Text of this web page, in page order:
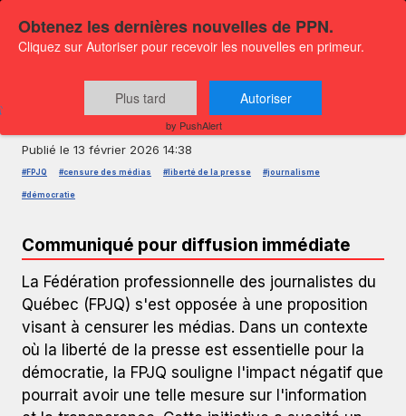
La FPJQ dénonce la censure des
Publié le 13 février 2026 14:38
#FPJQ #censure des médias #liberté de la presse #journalisme
#démocratie
Communiqué pour diffusion immédiate
La Fédération professionnelle des journalistes du
Québec (FPJQ) s'est opposée à une proposition
visant à censurer les médias. Dans un contexte
où la liberté de la presse est essentielle pour la
démocratie, la FPJQ souligne l'impact négatif que
pourrait avoir une telle mesure sur l'information
Obtenez les dernières nouvelles de PPN.
Cliquez sur Autoriser pour recevoir les nouvelles en primeur.
Plus tard Autoriser
by PushAlert